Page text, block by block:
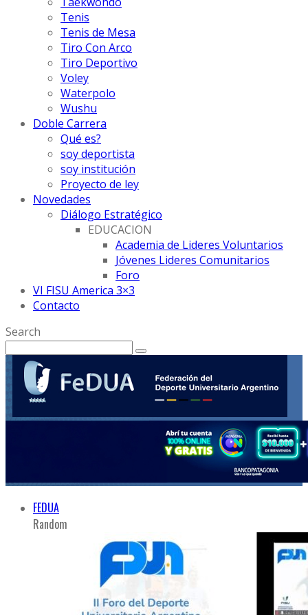
Tenis
Tenis de Mesa
Tiro Con Arco
Tiro Deportivo
Voley
Waterpolo
Wushu
Doble Carrera
Qué es?
soy deportista
soy institución
Proyecto de ley
Novedades
Diálogo Estratégico
EDUCACION
Academia de Lideres Voluntarios
Jóvenes Lideres Comunitarios
Foro
VI FISU America 3×3
Contacto
Search
FEDUA
Random